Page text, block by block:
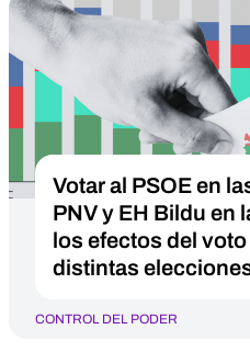
Votar al PSOE en
PNV y EH Bildu en
los efectos del
distintas
CONTROL DEL PODER